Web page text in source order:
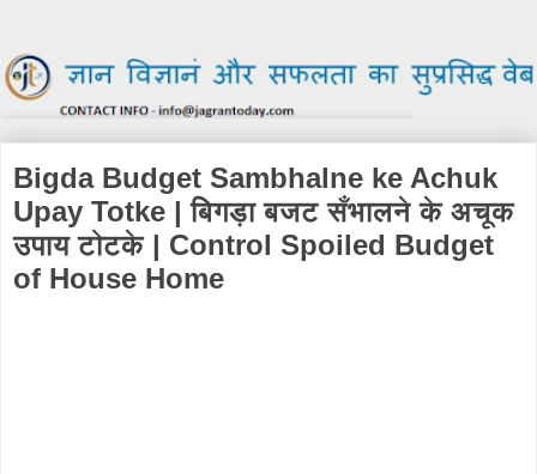
Bigda Budget Sambhalne ke Achuk
Upay Totke | बिगड़ा बजट सँभालने के अचूक
उपाय टोटके | Control Spoiled Budget
of House Home